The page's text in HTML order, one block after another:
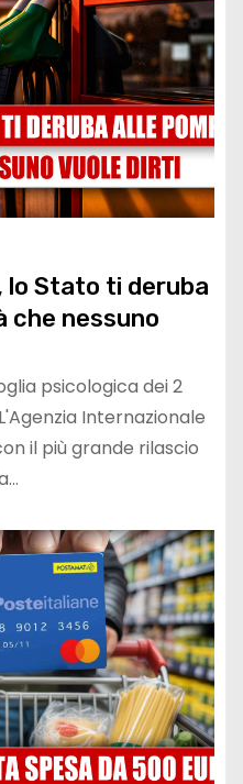
Stato ti deruba
che nessuno
psicologica dei 2
Internazionale
il più grande rilascio